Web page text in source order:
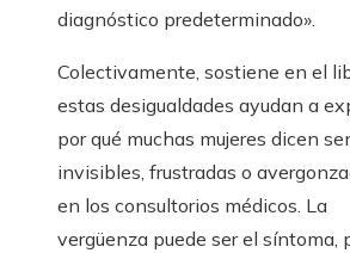
diagnóstico predeterminado».
Colectivamente, sostiene en el
estas desigualdades ayudan a
por qué muchas mujeres dicen
invisibles, frustradas o
en los consultorios médicos. La
vergüenza puede ser el síntoma,